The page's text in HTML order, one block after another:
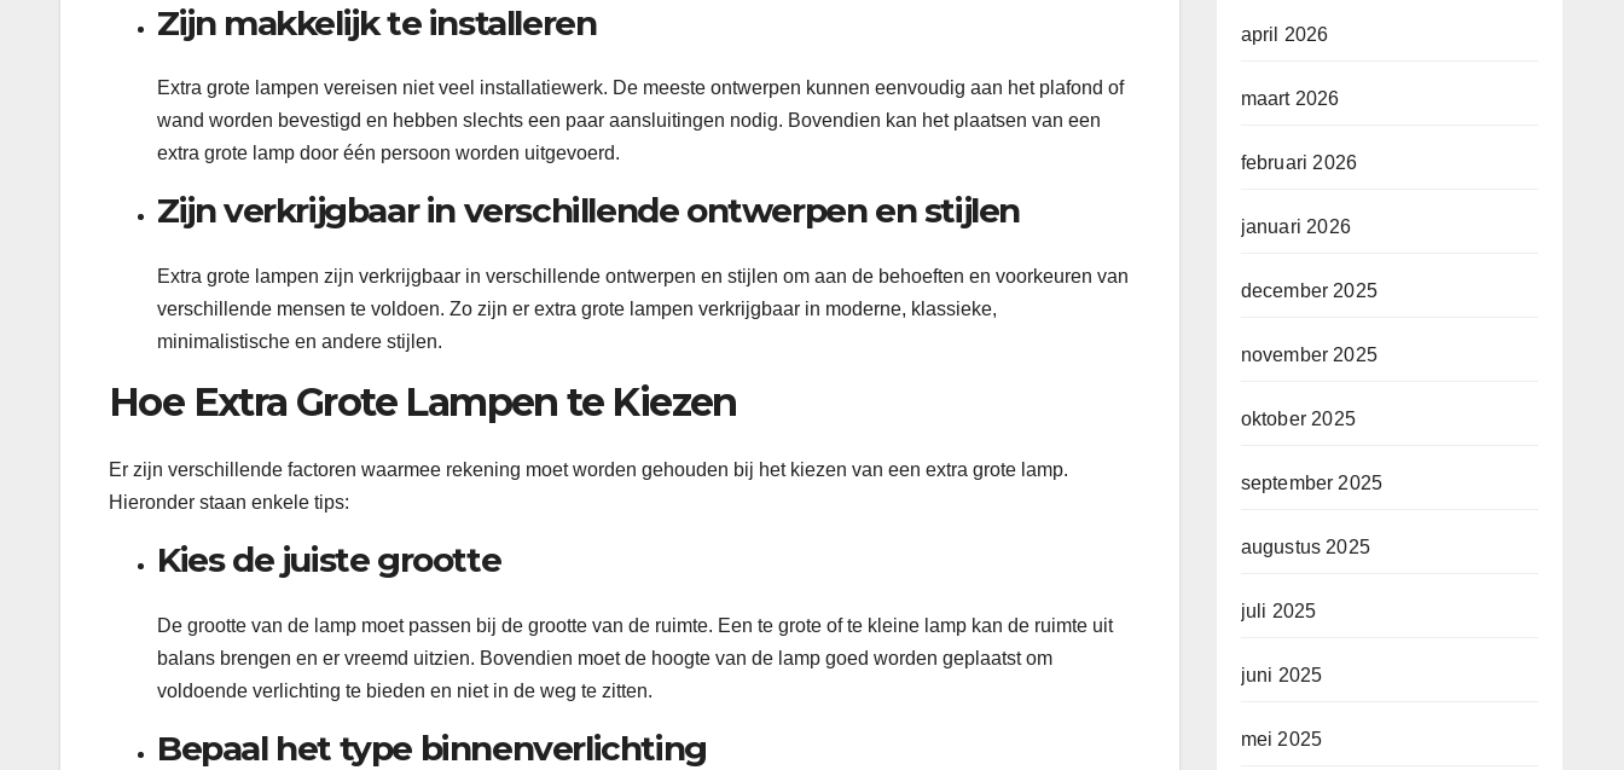
Zijn makkelijk te installeren
Extra grote lampen vereisen niet veel installatiewerk. De meeste ontwerpen kunnen eenvoudig aan het plafond of
wand worden bevestigd en hebben slechts een paar aansluitingen nodig. Bovendien kan het plaatsen van een
extra grote lamp door één persoon worden uitgevoerd.
Zijn verkrijgbaar in verschillende ontwerpen en stijlen
Extra grote lampen zijn verkrijgbaar in verschillende ontwerpen en stijlen om aan de behoeften en voorkeuren van
verschillende mensen te voldoen. Zo zijn er extra grote lampen verkrijgbaar in moderne, klassieke,
minimalistische en andere stijlen.
Hoe Extra Grote Lampen te Kiezen
Er zijn verschillende factoren waarmee rekening moet worden gehouden bij het kiezen van een extra grote lamp.
Hieronder staan enkele tips:
Kies de juiste grootte
De grootte van de lamp moet passen bij de grootte van de ruimte. Een te grote of te kleine lamp kan de ruimte uit
balans brengen en er vreemd uitzien. Bovendien moet de hoogte van de lamp goed worden geplaatst om
voldoende verlichting te bieden en niet in de weg te zitten.
Bepaal het type binnenverlichting
april 2026
maart 2026
februari 2026
januari 2026
december 2025
november 2025
oktober 2025
september 2025
augustus 2025
juli 2025
juni 2025
mei 2025